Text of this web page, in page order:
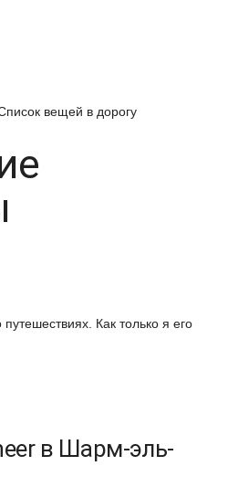
вещей в дорогу
Как только я его
в Шарм-эль-